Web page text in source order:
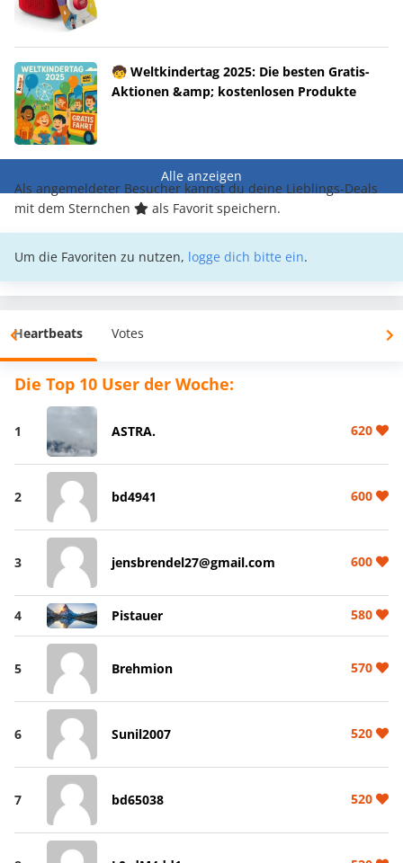
🧒 Weltkindertag 2025: Die besten Gratis-
Aktionen &amp; kostenlosen Produkte
Alle anzeigen
Als angemeldeter Besucher kannst du deine Lieblings-Deals
mit dem Sternchen
als Favorit speichern.
Um die Favoriten zu nutzen, logge dich bitte ein.
Heartbeats Votes
Die Top 10 User der Woche:
1 ASTRA. 620
2 bd4941 600
3 jensbrendel27@gmail.com 600
4 Pistauer 580
5 Brehmion 570
6 Sunil2007 520
7 bd65038 520